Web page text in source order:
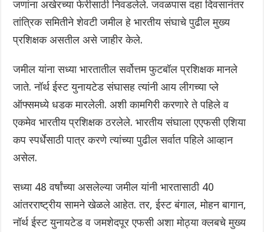
जणांना अखेरच्या फेरीसाठी निवडलेले. जवळपास दहा दिवसानंतर
तांत्रिक समितीने शेवटी जमील हे भारतीय संघाचे पुढील मुख्य
प्रशिक्षक असतील असे जाहीर केले.
जमील यांना सध्या भारतातील सर्वोत्तम फुटबॉल प्रशिक्षक मानले
जाते. नॉर्थ ईस्ट युनायटेड संघासह त्यांनी आय लीगच्या प्ले
ऑफ्समध्ये धडक मारलेली. अशी कामगिरी करणारे ते पहिले व
एकमेव भारतीय प्रशिक्षक ठरलेले. भारतीय संघाला एएफसी एशिया
कप स्पर्धेसाठी पात्र करणे त्यांच्या पुढील सर्वात पहिले आव्हान
असेल.
सध्या 48 वर्षांच्या असलेल्या जमील यांनी भारतासाठी 40
आंतरराष्ट्रीय सामने खेळले आहेत. तर, ईस्ट बंगाल, मोहन बागान,
नॉर्थ ईस्ट युनायटेड व जमशेदपूर एफसी अशा मोठ्या क्लबचे मुख्य